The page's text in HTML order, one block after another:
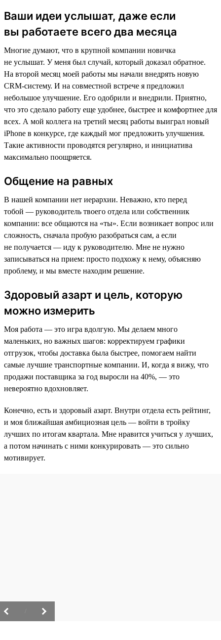
Ваши идеи услышат, даже если
вы работаете всего два месяца
Многие думают, что в крупной компании новичка
не услышат. У меня был случай, который доказал обратное.
На второй месяц моей работы мы начали внедрять новую
CRM-систему. И на совместной встрече я предложил
небольшое улучшение. Его одобрили и внедрили. Приятно,
что это сделало работу еще удобнее, быстрее и комфортнее для
всех. А мой коллега на третий месяц работы выиграл новый
iPhone в конкурсе, где каждый мог предложить улучшения.
Такие активности проводятся регулярно, и инициатива
максимально поощряется.
Общение на равных
В нашей компании нет иерархии. Неважно, кто перед
тобой — руководитель твоего отдела или собственник
компании: все общаются на «ты». Если возникает вопрос или
сложность, сначала пробую разобраться сам, а если
не получается — иду к руководителю. Мне не нужно
записываться на прием: просто подхожу к нему, объясняю
проблему, и мы вместе находим решение.
Здоровый азарт и цель, которую
можно измерить
Моя работа — это игра вдолгую. Мы делаем много
маленьких, но важных шагов: корректируем графики
отгрузок, чтобы доставка была быстрее, помогаем найти
самые лучшие транспортные компании. И, когда я вижу, что
продажи поставщика за год выросли на 40%, — это
невероятно вдохновляет.
Конечно, есть и здоровый азарт. Внутри отдела есть рейтинг,
и моя ближайшая амбициозная цель — войти в тройку
лучших по итогам квартала. Мне нравится учиться у лучших,
а потом начинать с ними конкурировать — это сильно
мотивирует.